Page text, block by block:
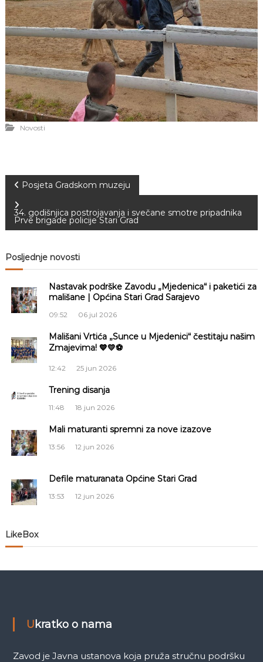
Novosti
N
a
i
g
a
c
a
č
a
n
Posjeta Gradskom muzeju
34. godišnjica postrojavanja i svečane smotre pripadnika
Prve brigade policije Stari Grad
Posljednje novosti
Nastavak podrške Zavodu „Mjedenica“ i paketići za
mališane | Općina Stari Grad Sarajevo
09:52 06 jul 2026
Mališani Vrtića „Sunce u Mjedenici“ čestitaju našim
Zmajevima! 💙💛⚽
12:42 25 jun 2026
Trening disanja
11:48 18 jun 2026
Mali maturanti spremni za nove izazove
13:56 12 jun 2026
Defile maturanata Općine Stari Grad
13:53 12 jun 2026
LikeBox
Ukratko o nama
Zavod je Javna ustanova koja pruža stručnu podršku